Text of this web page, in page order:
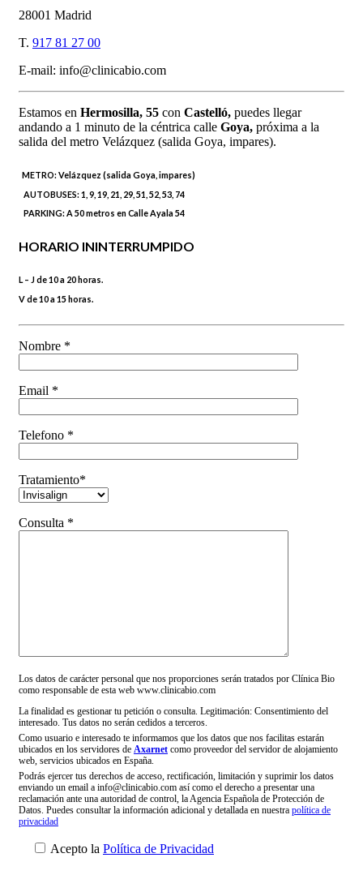
28001 Madrid
T. 917 81 27 00
E-mail: info@clinicabio.com
Estamos en Hermosilla, 55 con Castelló, puedes llegar
andando a 1 minuto de la céntrica calle Goya, próxima a la
salida del metro Velázquez (salida Goya, impares).
METRO:Velázquez (salida Goya, impares)
AUTOBUSES:1, 9, 19, 21, 29, 51, 52, 53, 74
PARKING:A 50 metros en Calle Ayala 54
HORARIO ININTERRUMPIDO
L – J de 10 a 20 horas.
V de 10 a 15 horas.
Nombre *
Email *
Telefono *
Tratamiento*
Consulta *
Los datos de carácter personal que nos proporciones serán tratados por Clínica Bio
como responsable de esta web www.clinicabio.com
La finalidad es gestionar tu petición o consulta. Legitimación: Consentimiento del
interesado. Tus datos no serán cedidos a terceros.
Como usuario e interesado te informamos que los datos que nos facilitas estarán
ubicados en los servidores de Axarnet como proveedor del servidor de alojamiento
web, servicios ubicados en España.
Podrás ejercer tus derechos de acceso, rectificación, limitación y suprimir los datos
enviando un email a info@clinicabio.com así como el derecho a presentar una
reclamación ante una autoridad de control, la Agencia Española de Protección de
Datos. Puedes consultar la información adicional y detallada en nuestra política de
privacidad
Acepto la Política de Privacidad